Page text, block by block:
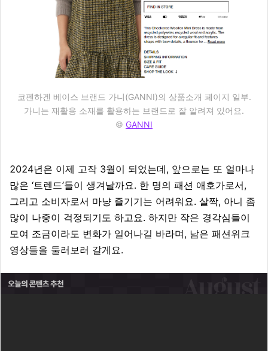
코펜하겐 베이스 브랜드 가니(GANNI)의 상품소개 페이지 일부.
가니는 재활용 소재를 활용하는 브랜드로 잘 알려져 있어요.
© GANNI
2024년은 이제 고작 3월이 되었는데, 앞으로는 또 얼마나
많은 ‘트렌드’들이 생겨날까요. 한 명의 패션 애호가로서,
그리고 소비자로서 마냥 즐기기는 어려워요. 살짝, 아니 좀
많이 나중이 걱정되기도 하고요. 하지만 작은 경각심들이
모여 조금이라도 변화가 일어나길 바라며, 남은 패션위크
영상들을 둘러보러 갈게요.